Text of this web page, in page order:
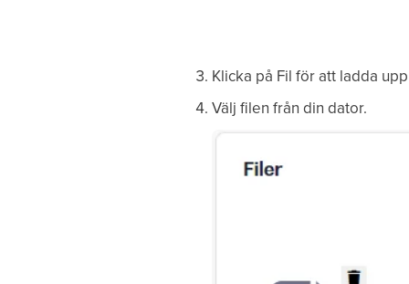
Klicka på Fil för att ladda
Välj filen från din dator.